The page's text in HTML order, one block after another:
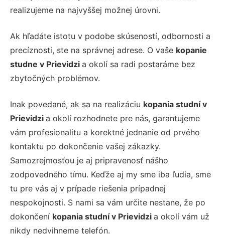
realizujeme na najvyššej možnej úrovni.
Ak hľadáte istotu v podobe skúseností, odbornosti a
precíznosti, ste na správnej adrese. O vaše kopanie
studne v Prievidzi a okolí sa radi postaráme bez
zbytočných problémov.
Inak povedané, ak sa na realizáciu kopania studní v
Prievidzi a okolí rozhodnete pre nás, garantujeme
vám profesionalitu a korektné jednanie od prvého
kontaktu po dokončenie vašej zákazky.
Samozrejmosťou je aj pripravenosť nášho
zodpovedného tímu. Keďže aj my sme iba ľudia, sme
tu pre vás aj v prípade riešenia prípadnej
nespokojnosti. S nami sa vám určite nestane, že po
dokončení kopania studní v Prievidzi a okolí vám už
nikdy nedvihneme telefón.